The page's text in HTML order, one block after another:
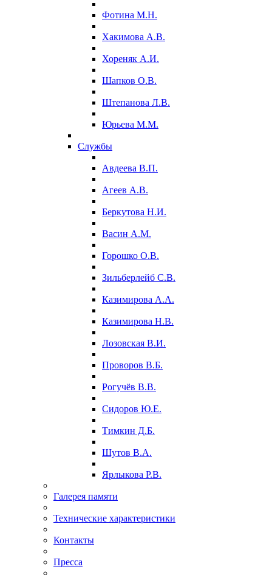
Фотина М.Н.
Хакимова А.В.
Хореняк А.И.
Шапков О.В.
Штепанова Л.В.
Юрьева М.М.
Службы
Авдеева В.П.
Агеев А.В.
Беркутова Н.И.
Васин А.М.
Горошко О.В.
Зильберлейб С.В.
Казимирова А.А.
Казимирова Н.В.
Лозовская В.И.
Проворов В.Б.
Рогучёв В.В.
Сидоров Ю.Е.
Тимкин Д.Б.
Шутов В.А.
Ярлыкова Р.В.
Галерея памяти
Технические характеристики
Контакты
Пресса